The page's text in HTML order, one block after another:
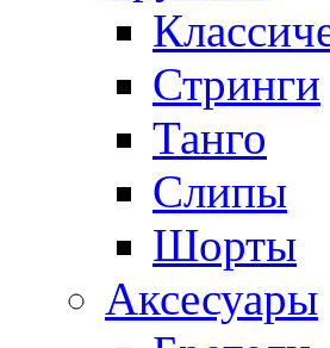
Стринги
Танго
Слипы
Шорты
Аксесуары